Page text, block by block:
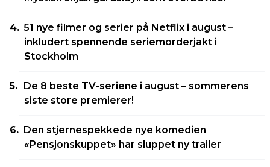
51 nye filmer og serier på Netflix i august –
inkludert spennende seriemorderjakt i
Stockholm
De 8 beste TV-seriene i august – sommerens
siste store premierer!
Den stjernespekkede nye komedien
«Pensjonskuppet» har sluppet ny trailer